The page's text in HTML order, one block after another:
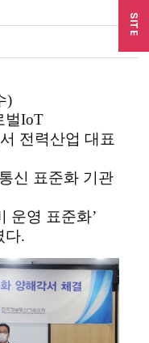
SITE
)
벌IoT
전력산업 대표
신 표준화 기관
운영 표준화’
다.